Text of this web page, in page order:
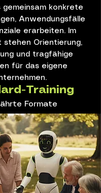
Training
Formate
gemeinsam konkrete
Anwendungsfälle
erarbeiten. Im
stehen Orientierung,
und tragfähige
für das eigene